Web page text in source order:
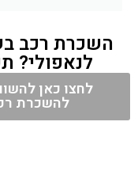
השכרת רכב
לנאפולי?
לחצו כאן
להשכרת